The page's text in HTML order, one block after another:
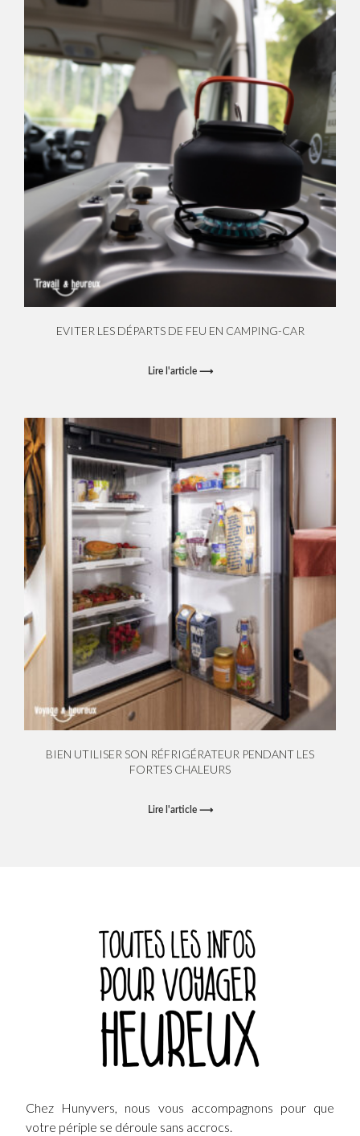
EVITER LES DÉPARTS DE FEU EN CAMPING-CAR
Lire l'article ⟶
BIEN UTILISER SON RÉFRIGÉRATEUR PENDANT LES
FORTES CHALEURS
Lire l'article ⟶
Chez Hunyvers, nous vous accompagnons pour que
votre périple se déroule sans accrocs.